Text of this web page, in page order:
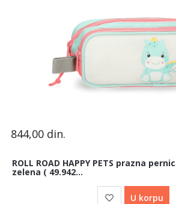
844,00 din.
ROLL ROAD HAPPY PETS prazna
zelena ( 49.942...
U korpu